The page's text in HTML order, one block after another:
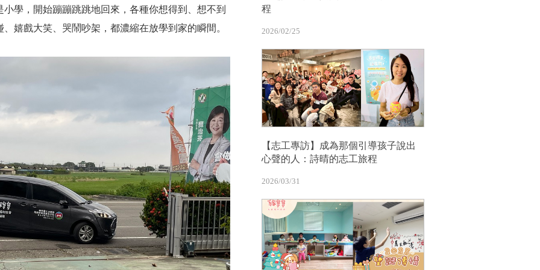
學，開始蹦蹦跳跳地回來，各種你想得到、想不到
嬉戲大笑、哭鬧吵架，都濃縮在放學到家的瞬間。
程
2026/02/25
【志工專訪】成為那個引導孩子說出
心聲的人：詩晴的志工旅程
2026/03/31